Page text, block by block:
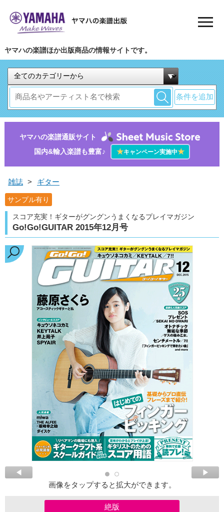
ヤマハの楽譜ほか出版商品の情報サイトです。
条件を追加
ヤマハの楽譜通販サイト
国内&輸入楽譜も豊富♪
★キャンペーン実施中★
雑誌 > ギター
サンプル有り
スコア充実！ギターがグングンうまくなるプレイマガジン
Go!Go!GUITAR 2015年12月号
画像をタップすると拡大ができます。
絶版